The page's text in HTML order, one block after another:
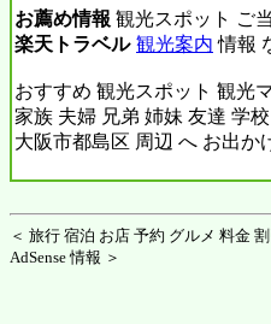
お薦め情報 観光スポット ご
楽天トラベル 観光案内 情報
おすすめ 観光スポット 観光
家族 夫婦 兄弟 姉妹 友達 学
大阪市都島区 周辺 へ お出か
＜ 旅行 宿泊 お店 予約 グルメ 料金
AdSense 情報 ＞